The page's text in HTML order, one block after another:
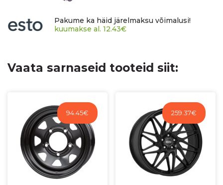
R14
930
kogus
Pakume ka häid järelmaksu võimalusi!
kuumakse al. 12.43€
Vaata sarnaseid tooteid siit:
94.45€ 259.37€